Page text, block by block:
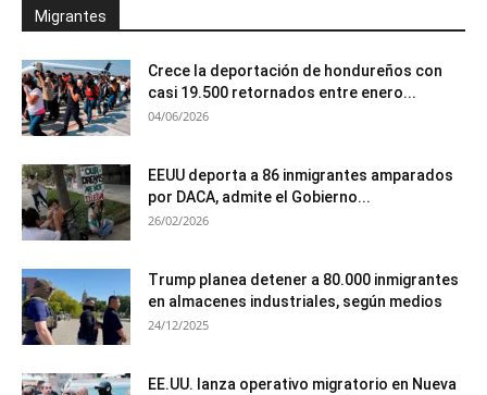
Migrantes
Crece la deportación de hondureños con
casi 19.500 retornados entre enero...
04/06/2026
EEUU deporta a 86 inmigrantes amparados
por DACA, admite el Gobierno...
26/02/2026
Trump planea detener a 80.000 inmigrantes
en almacenes industriales, según medios
24/12/2025
EE.UU. lanza operativo migratorio en Nueva